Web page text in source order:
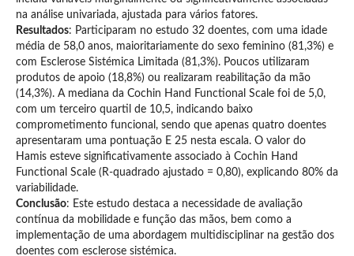
na análise univariada, ajustada para vários fatores.
Resultados: Participaram no estudo 32 doentes, com uma idade
média de 58,0 anos, maioritariamente do sexo feminino (81,3%) e
com Esclerose Sistémica Limitada (81,3%). Poucos utilizaram
produtos de apoio (18,8%) ou realizaram reabilitação da mão
(14,3%). A mediana da Cochin Hand Functional Scale foi de 5,0,
com um terceiro quartil de 10,5, indicando baixo
comprometimento funcional, sendo que apenas quatro doentes
apresentaram uma pontuação E 25 nesta escala. O valor do
Hamis esteve significativamente associado à Cochin Hand
Functional Scale (R-quadrado ajustado = 0,80), explicando 80% da
variabilidade.
Conclusão: Este estudo destaca a necessidade de avaliação
contínua da mobilidade e função das mãos, bem como a
implementação de uma abordagem multidisciplinar na gestão dos
doentes com esclerose sistémica.